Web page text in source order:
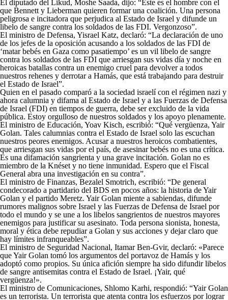
El diputado del Likud, Moshe Saada, dijo: “Éste es el hombre con el
que Bennett y Lieberman quieren formar una coalición. Una persona
peligrosa e incitadora que perjudica al Estado de Israel y difunde un
libelo de sangre contra los soldados de las FDI. Vergonzoso”.
El ministro de Defensa, Yisrael Katz, declaró: “La declaración de uno
de los jefes de la oposición acusando a los soldados de las FDI de
‘matar bebés en Gaza como pasatiempo’ es un vil libelo de sangre
contra los soldados de las FDI que arriesgan sus vidas día y noche en
heroicas batallas contra un enemigo cruel para devolver a todos
nuestros rehenes y derrotar a Hamás, que está trabajando para destruir
el Estado de Israel”.
Quien en el pasado comparó a la sociedad israelí con el régimen nazi y
ahora calumnia y difama al Estado de Israel y a las Fuerzas de Defensa
de Israel (FDI) en tiempos de guerra, debe ser excluido de la vida
pública. Estoy orgulloso de nuestros soldados y los apoyo plenamente.
El ministro de Educación, Yoav Kisch, escribió: “Qué vergüenza, Yair
Golan. Tales calumnias contra el Estado de Israel solo las escuchan
nuestros peores enemigos. Acusar a nuestros heroicos combatientes,
que arriesgan sus vidas por el país, de asesinar bebés no es una crítica.
Es una difamación sangrienta y una grave incitación. Golan no es
miembro de la Knéset y no tiene inmunidad. Espero que el Fiscal
General abra una investigación en su contra”.
El ministro de Finanzas, Bezalel Smotrich, escribió: “De general
condecorado a partidario del BDS en pocos años: la historia de Yair
Golan y el partido Meretz. Yair Golan miente a sabiendas, difunde
rumores malignos sobre Israel y las Fuerzas de Defensa de Israel por
todo el mundo y se une a los libelos sangrientos de nuestros mayores
enemigos para justificar su asesinato. Toda persona sionista, honesta,
moral y ética debe repudiar a Golan y sus acciones y dejar claro que
hay límites infranqueables”.
El ministro de Seguridad Nacional, Itamar Ben-Gvir, declaró: «Parece
que Yair Golan tomó los argumentos del portavoz de Hamás y los
adoptó como propios. Su única afición siempre ha sido difundir libelos
de sangre antisemitas contra el Estado de Israel. ¡Yair, qué
vergüenza!».
El ministro de Comunicaciones, Shlomo Karhi, respondió: “Yair Golan
es un terrorista. Un terrorista que atenta contra los esfuerzos por lograr